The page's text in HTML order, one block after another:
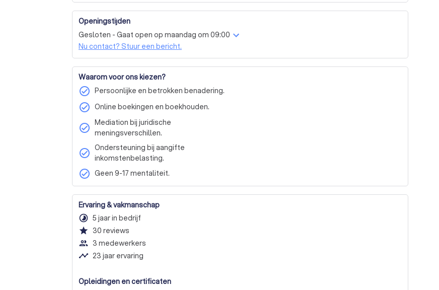
Openingstijden
Gesloten - Gaat open op maandag om 09:00
Nu contact? Stuur een bericht.
Waarom voor ons kiezen?
check_circle Persoonlijke en betrokken benadering.
check_circle Online boekingen en boekhouden.
check_circle Mediation bij juridische
meningsverschillen.
check_circle Ondersteuning bij aangifte
inkomstenbelasting.
check_circle Geen 9-17 mentaliteit.
Ervaring & vakmanschap
timelapse 5 jaar in bedrijf
star 30 reviews
people_outline 3 medewerkers
timeline 23 jaar ervaring
Opleidingen en certificaten